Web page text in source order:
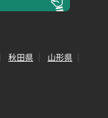
秋田県
山形県